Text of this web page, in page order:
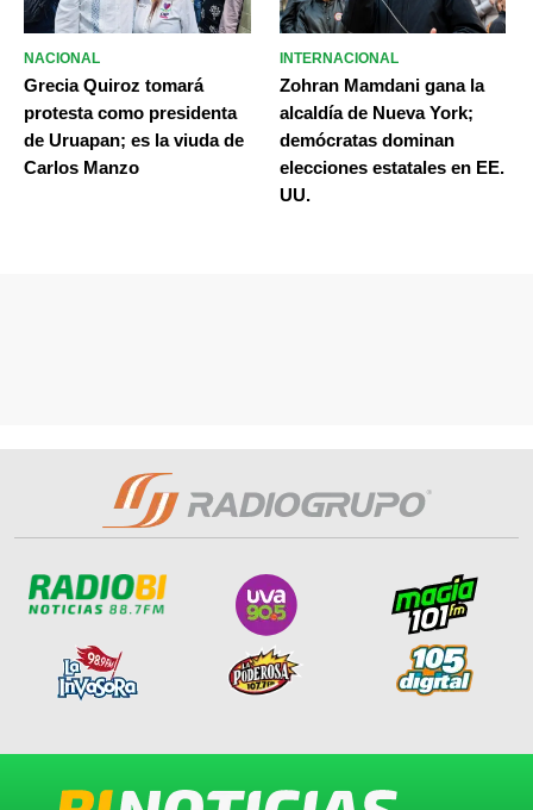
NACIONAL
Grecia Quiroz tomará
protesta como presidenta
de Uruapan; es la viuda de
Carlos Manzo
INTERNACIONAL
Zohran Mamdani gana la
alcaldía de Nueva York;
demócratas dominan
elecciones estatales en EE.
UU.